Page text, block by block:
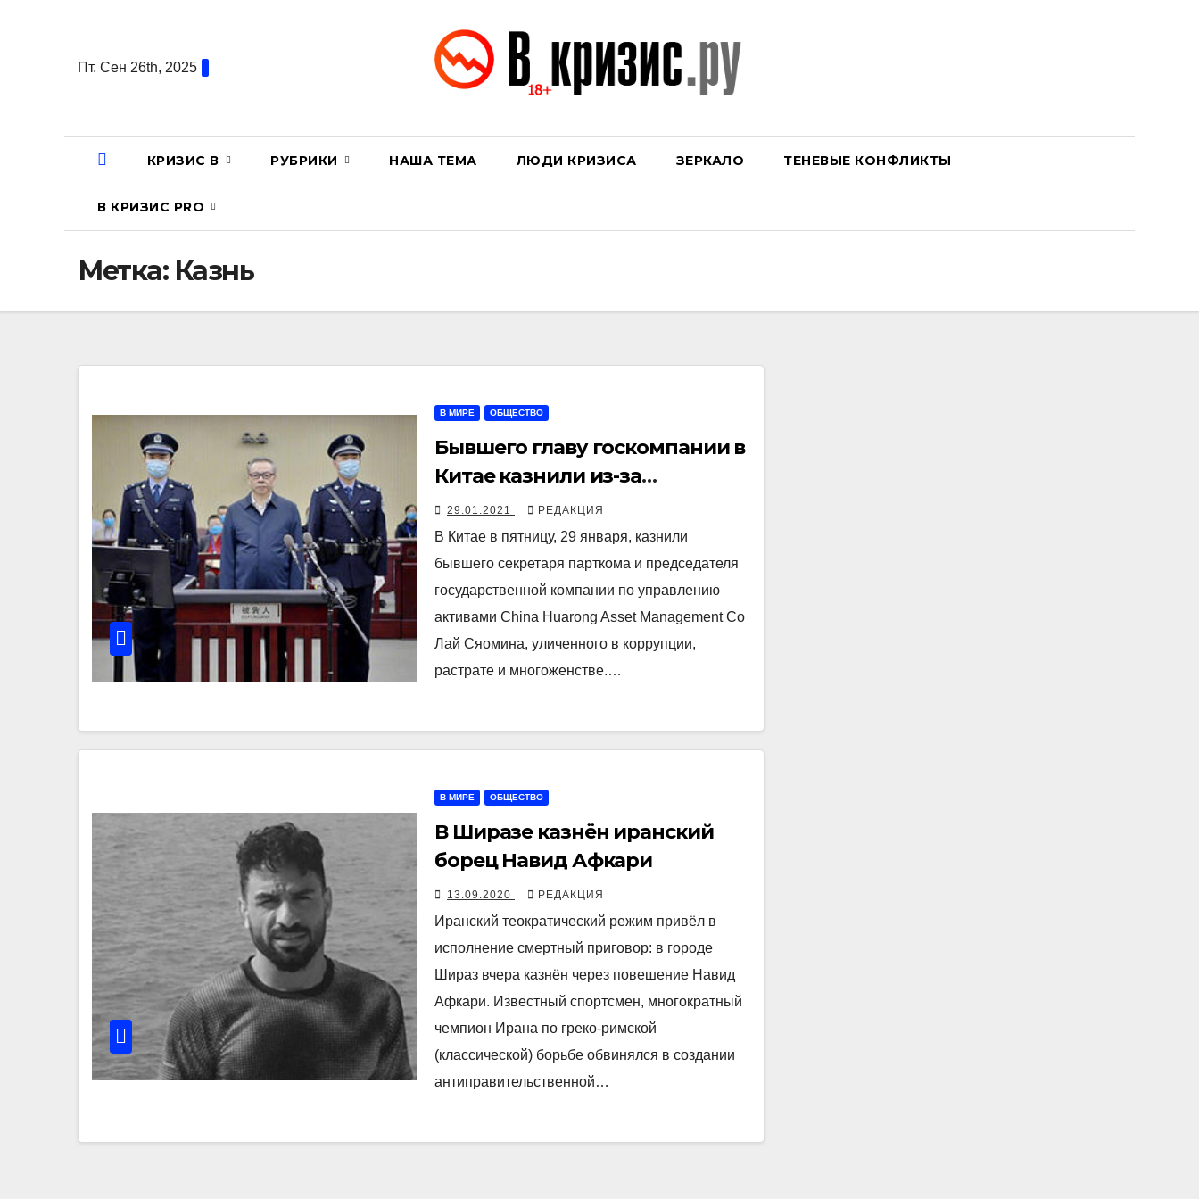
содержаниюПт. Сен 26th, 2025
КРИЗИС В РУБРИКИ НАША ТЕМА ЛЮДИ КРИЗИСА ЗЕРКАЛО ТЕНЕВЫЕ КОНФЛИКТЫ
В КРИЗИС PRO
Метка: Казнь
В МИРЕ ОБЩЕСТВО
Бывшего главу госкомпании в
Китае казнили из-за
коррупции
29.01.2021 РЕДАКЦИЯ
В Китае в пятницу, 29 января, казнили
бывшего секретаря парткома и председателя
государственной компании по управлению
активами China Huarong Asset Management Co
Лай Сяомина, уличенного в коррупции,
растрате и многоженстве.…
В МИРЕ ОБЩЕСТВО
В Ширазе казнён иранский
борец Навид Афкари
13.09.2020 РЕДАКЦИЯ
Иранский теократический режим привёл в
исполнение смертный приговор: в городе
Шираз вчера казнён через повешение Навид
Афкари. Известный спортсмен, многократный
чемпион Ирана по греко-римской
(классической) борьбе обвинялся в создании
антиправительственной…